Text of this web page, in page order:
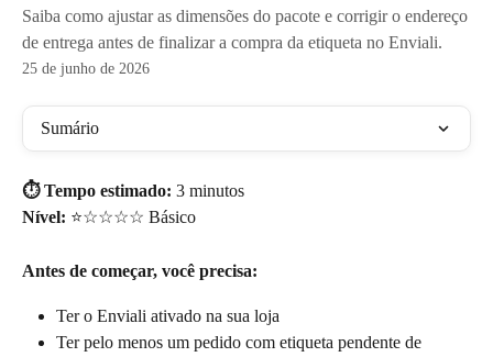
Saiba como ajustar as dimensões do pacote e corrigir o endereço
de entrega antes de finalizar a compra da etiqueta no Enviali.
25 de junho de 2026
Sumário
⏱️ Tempo estimado: 3 minutos
Nível: ⭐☆☆☆☆ Básico
Antes de começar, você precisa:
Ter o Enviali ativado na sua loja
Ter pelo menos um pedido com etiqueta pendente de